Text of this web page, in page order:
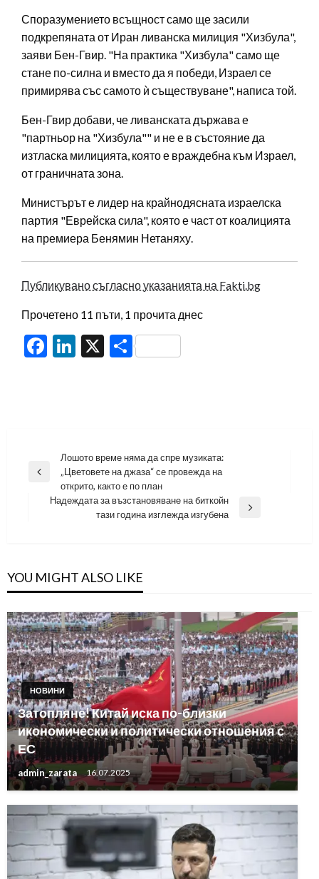
Споразумението всъщност само ще засили
подкрепяната от Иран ливанска милиция "Хизбула",
заяви Бен-Гвир. "На практика "Хизбула" само ще
стане по-силна и вместо да я победи, Израел се
примирява със самото ѝ съществуване", написа той.
Бен-Гвир добави, че ливанската държава е
"партньор на "Хизбула"" и не е в състояние да
изтласка милицията, която е враждебна към Израел,
от граничната зона.
Министърът е лидер на крайнодясната израелска
партия "Еврейска сила", която е част от коалицията
на премиера Бенямин Нетаняху.
Публикувано съгласно указанията на Fakti.bg
Прочетено 11 пъти, 1 прочита днес
Facebook
LinkedIn
X Share
Навигация
Previous
Лошото време няма да спре музиката:
„Цветовете на джаза“ се провежда на
открито, както е по план
Надеждата за възстановяване на биткойн
тази година изглежда изгубена
YOU MIGHT ALSO LIKE
НОВИНИ
Затопляне! Китай иска по-близки
икономически и политически отношения с
ЕС
admin_zarata 16.07.2025